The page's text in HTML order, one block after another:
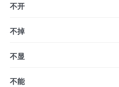
不开
不掉
不显
不能